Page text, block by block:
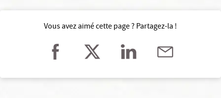
Vous avez aimé cette page ? Partagez-la !